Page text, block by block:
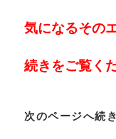
気になるその
続きをご覧く
次のページへ続